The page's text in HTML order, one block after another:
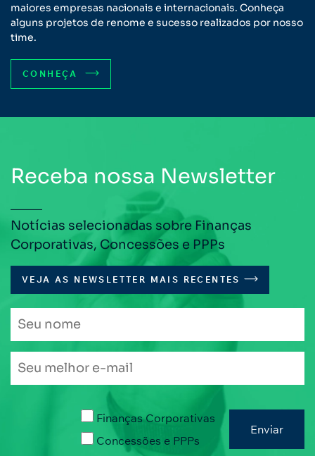
maiores empresas nacionais e internacionais. Conheça
alguns projetos de renome e sucesso realizados por nosso
time.
CONHEÇA
Receba nossa Newsletter
Notícias selecionadas sobre Finanças
Corporativas, Concessões e PPPs
VEJA AS NEWSLETTER MAIS RECENTES
Finanças Corporativas
Concessões e PPPs